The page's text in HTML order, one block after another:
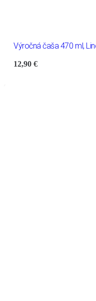
Výročná čaša 470 ml,
12,90€